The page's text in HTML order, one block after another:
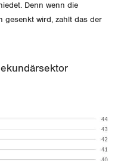
Denn wenn die
gesenkt wird, zahlt das der